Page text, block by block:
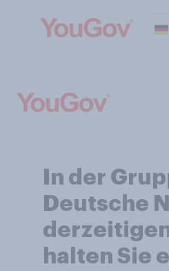
In der
Deutsche
halten Sie